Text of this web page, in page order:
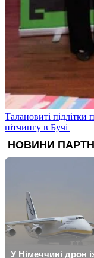
Талановиті підлітки
пітчингу в Бучі